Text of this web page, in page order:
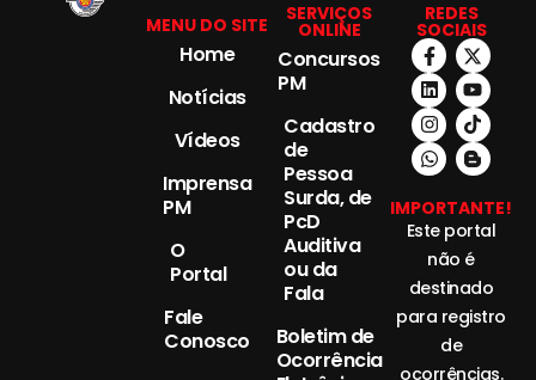
MENU DO SITE
Home
Notícias
Vídeos
Imprensa
PM
O
Portal
Fale
Conosco
SERVIÇOS
ONLINE
Concursos
PM
Cadastro
de
Pessoa
Surda, de
PcD
Auditiva
ou da
Fala
Boletim de
Ocorrência
REDES
SOCIAIS
IMPORTANTE!
Este portal
não é
destinado
para registro
de
ocorrências.